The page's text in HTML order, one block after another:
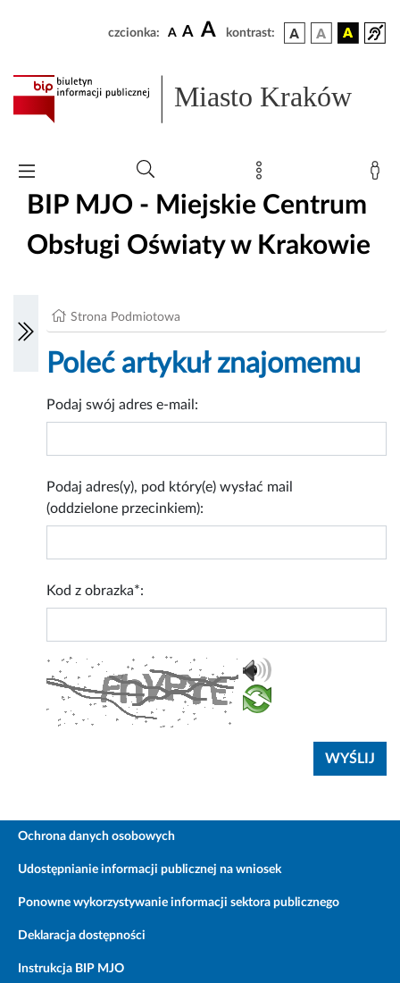
czcionka: A A A kontrast:
Miasto Kraków
BIP MJO - Miejskie Centrum
Obsługi Oświaty w Krakowie
Strona Podmiotowa
Poleć artykuł znajomemu
Podaj swój adres e-mail:
Podaj adres(y), pod który(e) wysłać mail
(oddzielone przecinkiem):
Kod z obrazka*:
Ochrona danych osobowych
Udostępnianie informacji publicznej na wniosek
Ponowne wykorzystywanie informacji sektora publicznego
Deklaracja dostępności
Instrukcja BIP MJO